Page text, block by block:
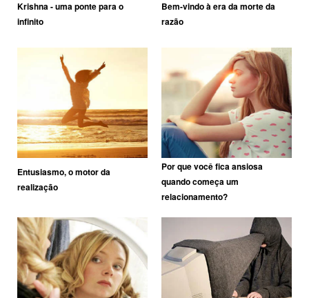
Krishna - uma ponte para o
infinito
Bem-vindo à era da morte da
razão
Entusiasmo, o motor da
realização
Por que você fica ansiosa
quando começa um
relacionamento?